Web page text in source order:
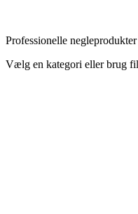
Professionelle
Vælg en kategori eller brug